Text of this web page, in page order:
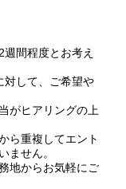
間程度とお考え
して、ご希望や
がヒアリングの上
ら重複してエント
ません。
地からお気軽にご